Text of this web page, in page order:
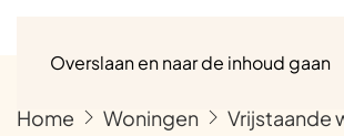
Overslaan en naar de inhoud gaan
Home Woningen
Vrijstaande